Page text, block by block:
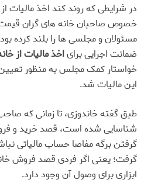
در شرایطی که روند کند اخذ
خصوص صاحبان خانه های گران
مسئولان و مجلسی ها را بلند کرده
ضمانت اجرایی برایاخذ مالیات از
خواستار کمک مجلس به منظور
این مالیات شد.
طبق گفته خاندوزی، تا زمانی که
شناسایی شده است، قصد خرید و
گرفتن برگه مفاصا حساب مالیاتی
گرفت؛ یعنی اگر فردی قصد فروش
ابزاری برای وصول آن وجود دارد.